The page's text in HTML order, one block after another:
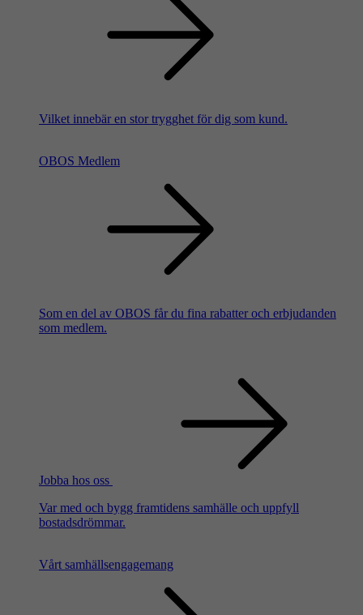
Vilket innebär en stor trygghet för dig som kund.
OBOS Medlem
Som en del av OBOS får du fina rabatter och erbjudanden
som medlem.
Jobba hos oss
Var med och bygg framtidens samhälle och uppfyll
bostadsdrömmar.
Vårt samhällsengagemang